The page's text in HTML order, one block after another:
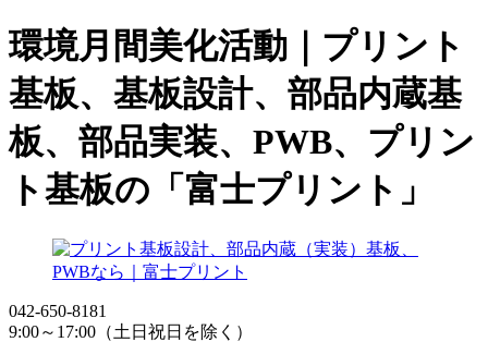
環境月間美化活動｜プリント
基板、基板設計、部品内蔵基
板、部品実装、PWB、プリン
ト基板の「富士プリント」
042-650-8181
9:00～17:00（土日祝日を除く）